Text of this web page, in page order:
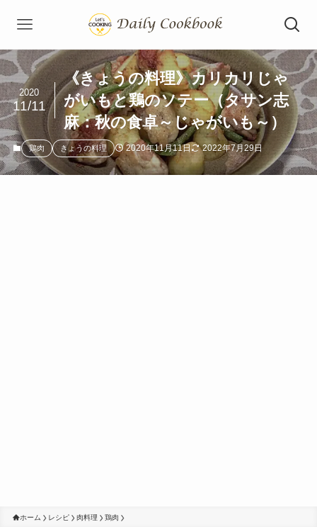
《きょうの料理》カリカリじゃ
がいもと鶏のソテー（タサン志
麻：秋の食卓～じゃがいも～）
2020
11/11
鶏肉 きょうの料理 2020年11月11日 2022年7月29日
ホーム レシピ 肉料理 鶏肉